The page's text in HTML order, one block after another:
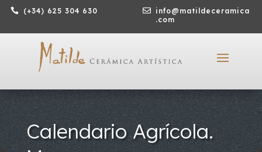
 (+34) 625 304 630 
info@matildeceramica
.com
Calendario Agrícola.